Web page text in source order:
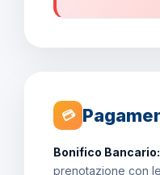
💳
Bonifico Bancario:
prenotazione con